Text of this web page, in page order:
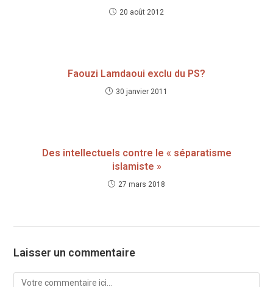
20 août 2012
Faouzi Lamdaoui exclu du PS?
30 janvier 2011
Des intellectuels contre le « séparatisme
islamiste »
27 mars 2018
Laisser un commentaire
Comment